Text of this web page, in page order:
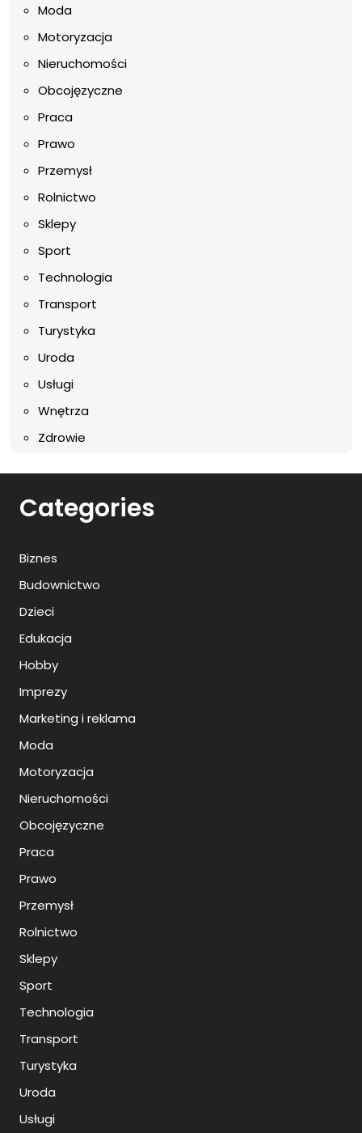
Moda
Motoryzacja
Nieruchomości
Obcojęzyczne
Praca
Prawo
Przemysł
Rolnictwo
Sklepy
Sport
Technologia
Transport
Turystyka
Uroda
Usługi
Wnętrza
Zdrowie
Categories
Biznes
Budownictwo
Dzieci
Edukacja
Hobby
Imprezy
Marketing i reklama
Moda
Motoryzacja
Nieruchomości
Obcojęzyczne
Praca
Prawo
Przemysł
Rolnictwo
Sklepy
Sport
Technologia
Transport
Turystyka
Uroda
Usługi